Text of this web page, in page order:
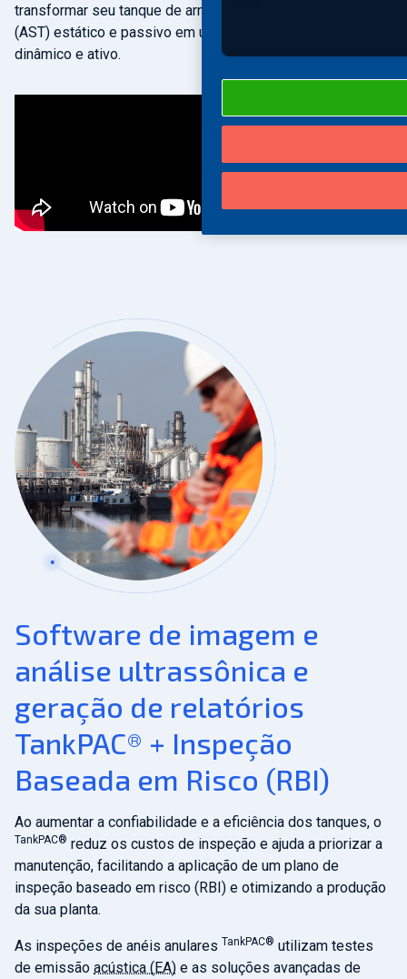
transformar seu tanque de armazenamento acima do solo
(AST) estático e passivo em um centro de pesquisa
dinâmico e ativo.
Software de imagem e
análise ultrassônica e
geração de relatórios
TankPAC® + Inspeção
Baseada em Risco (RBI)
Ao aumentar a confiabilidade e a eficiência dos tanques, o
TankPAC® reduz os custos de inspeção e ajuda a priorizar a
manutenção, facilitando a aplicação de um plano de
inspeção baseado em risco (RBI) e otimizando a produção
da sua planta.
As inspeções de anéis anulares TankPAC® utilizam testes
de emissão acústica (EA) e as soluções avançadas de